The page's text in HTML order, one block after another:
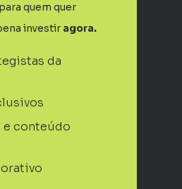
quem quer
investir agora.
da
conteúdo